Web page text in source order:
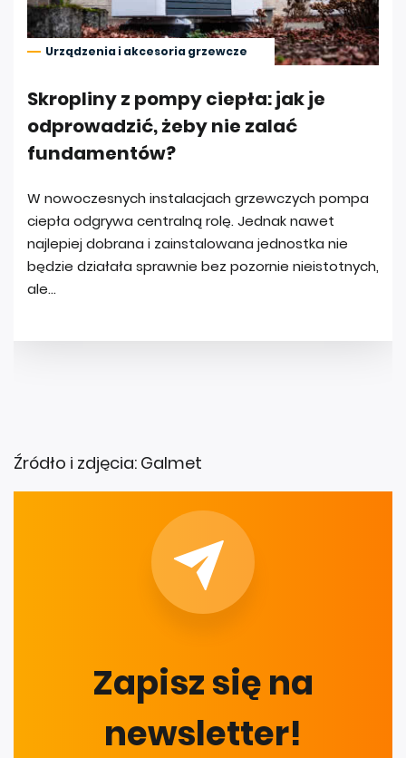
newsletter!